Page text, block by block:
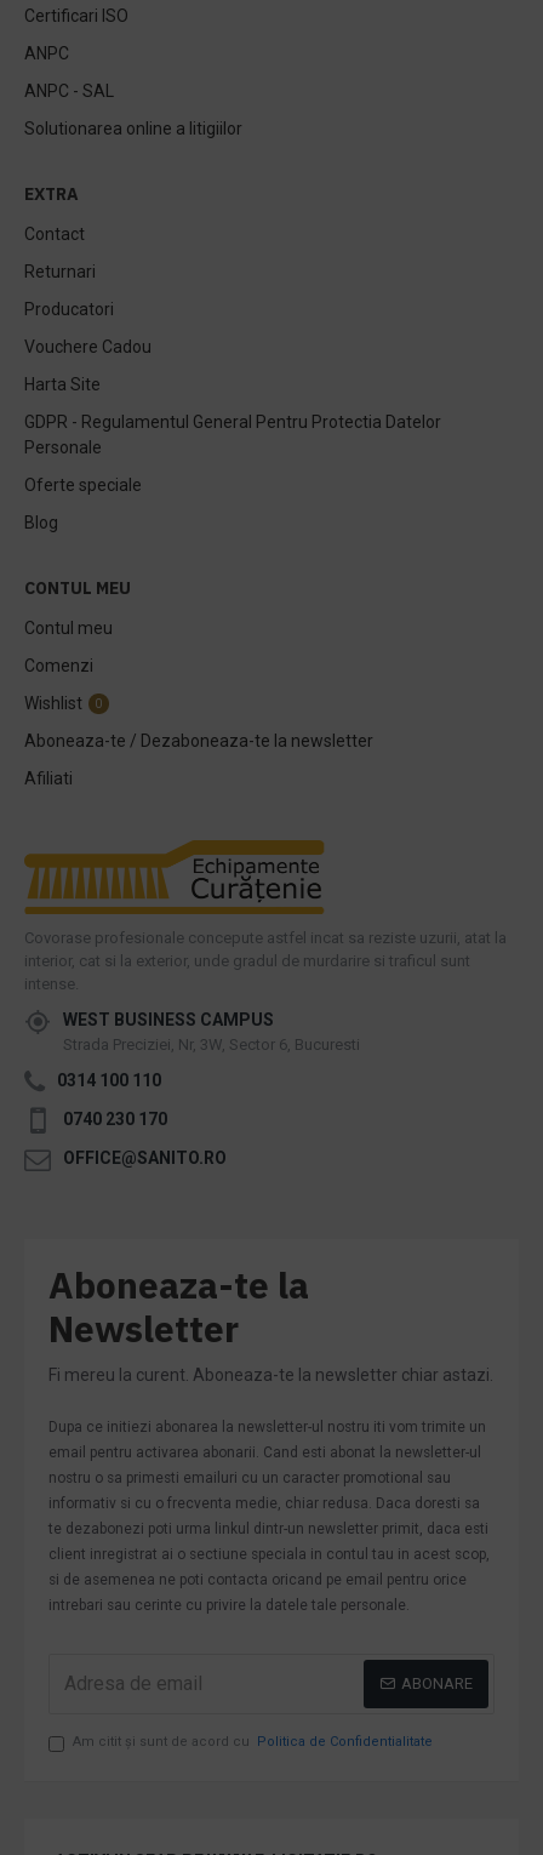
Certificari ISO
ANPC
ANPC - SAL
Solutionarea online a litigiilor
EXTRA
Contact
Returnari
Producatori
Vouchere Cadou
Harta Site
GDPR - Regulamentul General Pentru Protectia Datelor
Personale
Oferte speciale
Blog
CONTUL MEU
Contul meu
Comenzi
Wishlist
0
Aboneaza-te / Dezaboneaza-te la newsletter
Afiliati
Covorase profesionale concepute astfel incat sa reziste uzurii, atat la
interior, cat si la exterior, unde gradul de murdarire si traficul sunt
intense.
WEST BUSINESS CAMPUS
Strada Preciziei, Nr, 3W, Sector 6, Bucuresti
0314 100 110
0740 230 170
OFFICE@SANITO.RO
Aboneaza-te la
Newsletter
Fi mereu la curent. Aboneaza-te la newsletter chiar astazi.
Dupa ce initiezi abonarea la newsletter-ul nostru iti vom trimite un
email pentru activarea abonarii. Cand esti abonat la newsletter-ul
nostru o sa primesti emailuri cu un caracter promotional sau
informativ si cu o frecventa medie, chiar redusa. Daca doresti sa
te dezabonezi poti urma linkul dintr-un newsletter primit, daca esti
client inregistrat ai o sectiune speciala in contul tau in acest scop,
si de asemenea ne poti contacta oricand pe email pentru orice
intrebari sau cerinte cu privire la datele tale personale.
ABONARE
Am citit şi sunt de acord cu Politica de Confidentialitate